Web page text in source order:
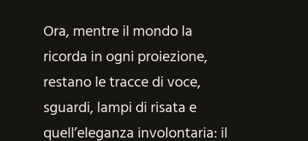
Ora, mentre il mondo la
ricorda in ogni proiezione,
restano le tracce di voce,
sguardi, lampi di risata e
quell’eleganza involontaria: il